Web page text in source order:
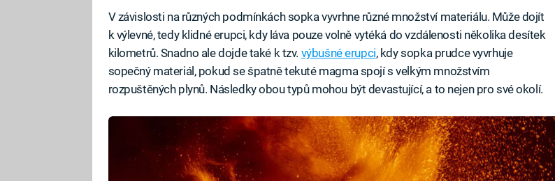
V závislosti na různých podmínkách sopka vyvrhne různé množství materiálu. Může dojít
k výlevné, tedy klidné erupci, kdy láva pouze volně vytéká do vzdálenosti několika desítek
kilometrů. Snadno ale dojde také k tzv. výbušné erupci, kdy sopka prudce vyvrhuje
sopečný materiál, pokud se špatně tekuté magma spojí s velkým množstvím
rozpuštěných plynů. Následky obou typů mohou být devastující, a to nejen pro své okolí.